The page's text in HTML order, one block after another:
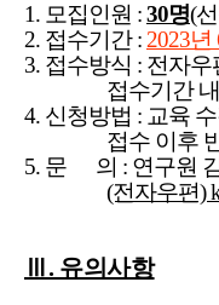
1. 모집인원 :30명(
2. 접수기간 : 2023년
3. 접수방식 : 전자우
접수기간 내 접
4. 신청방법 : 교육
접수 이후 반드
5. 문 의 : 연구원
(전자우편)
Ⅲ. 유의사항